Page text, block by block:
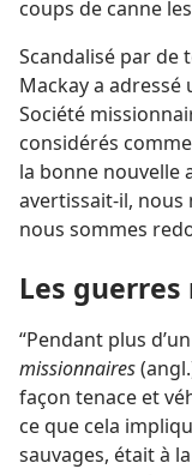
coups de canne
Scandalisé par de
Mackay a
Société
considérés
la bonne nouvelle
avertissait-​il,
nous sommes
Les
“Pendant plus
missionnaires
façon tenace et
ce que cela
sauvages, était à